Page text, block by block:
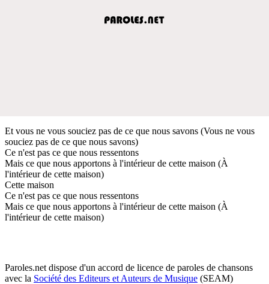
Et vous ne vous souciez pas de ce que nous savons (Vous ne vous
souciez pas de ce que nous savons)
Ce n'est pas ce que nous ressentons
Mais ce que nous apportons à l'intérieur de cette maison (À
l'intérieur de cette maison)
Cette maison
Ce n'est pas ce que nous ressentons
Mais ce que nous apportons à l'intérieur de cette maison (À
l'intérieur de cette maison)
Paroles.net dispose d'un accord de licence de paroles de chansons
avec la Société des Editeurs et Auteurs de Musique (SEAM)